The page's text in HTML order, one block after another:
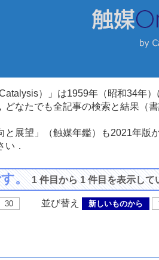
）」は1959年（昭和34年
どなたでも全記事の検索と結果（
と展望」（触媒年鑑）も2021年
い．
す。1 件目から 1 件目を表示して
30 並び替え 新しいものから